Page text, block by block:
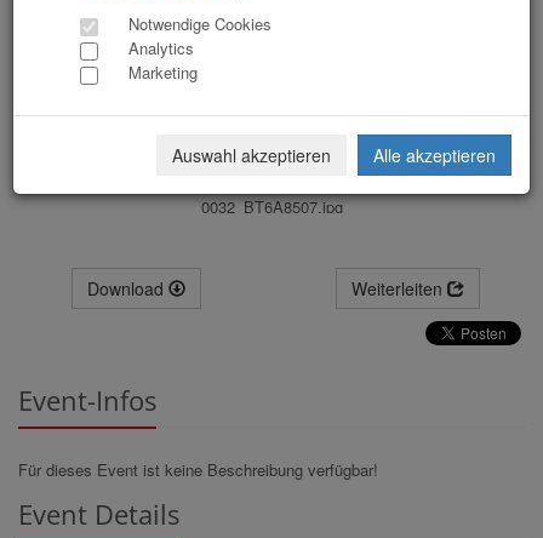
0032_BT6A8507.jpg
Download Weiterleiten
Event-Infos
Für dieses Event ist keine Beschreibung verfügbar!
Event Details
Notwendige Cookies
Analytics
Marketing
Auswahl akzeptieren Alle akzeptieren